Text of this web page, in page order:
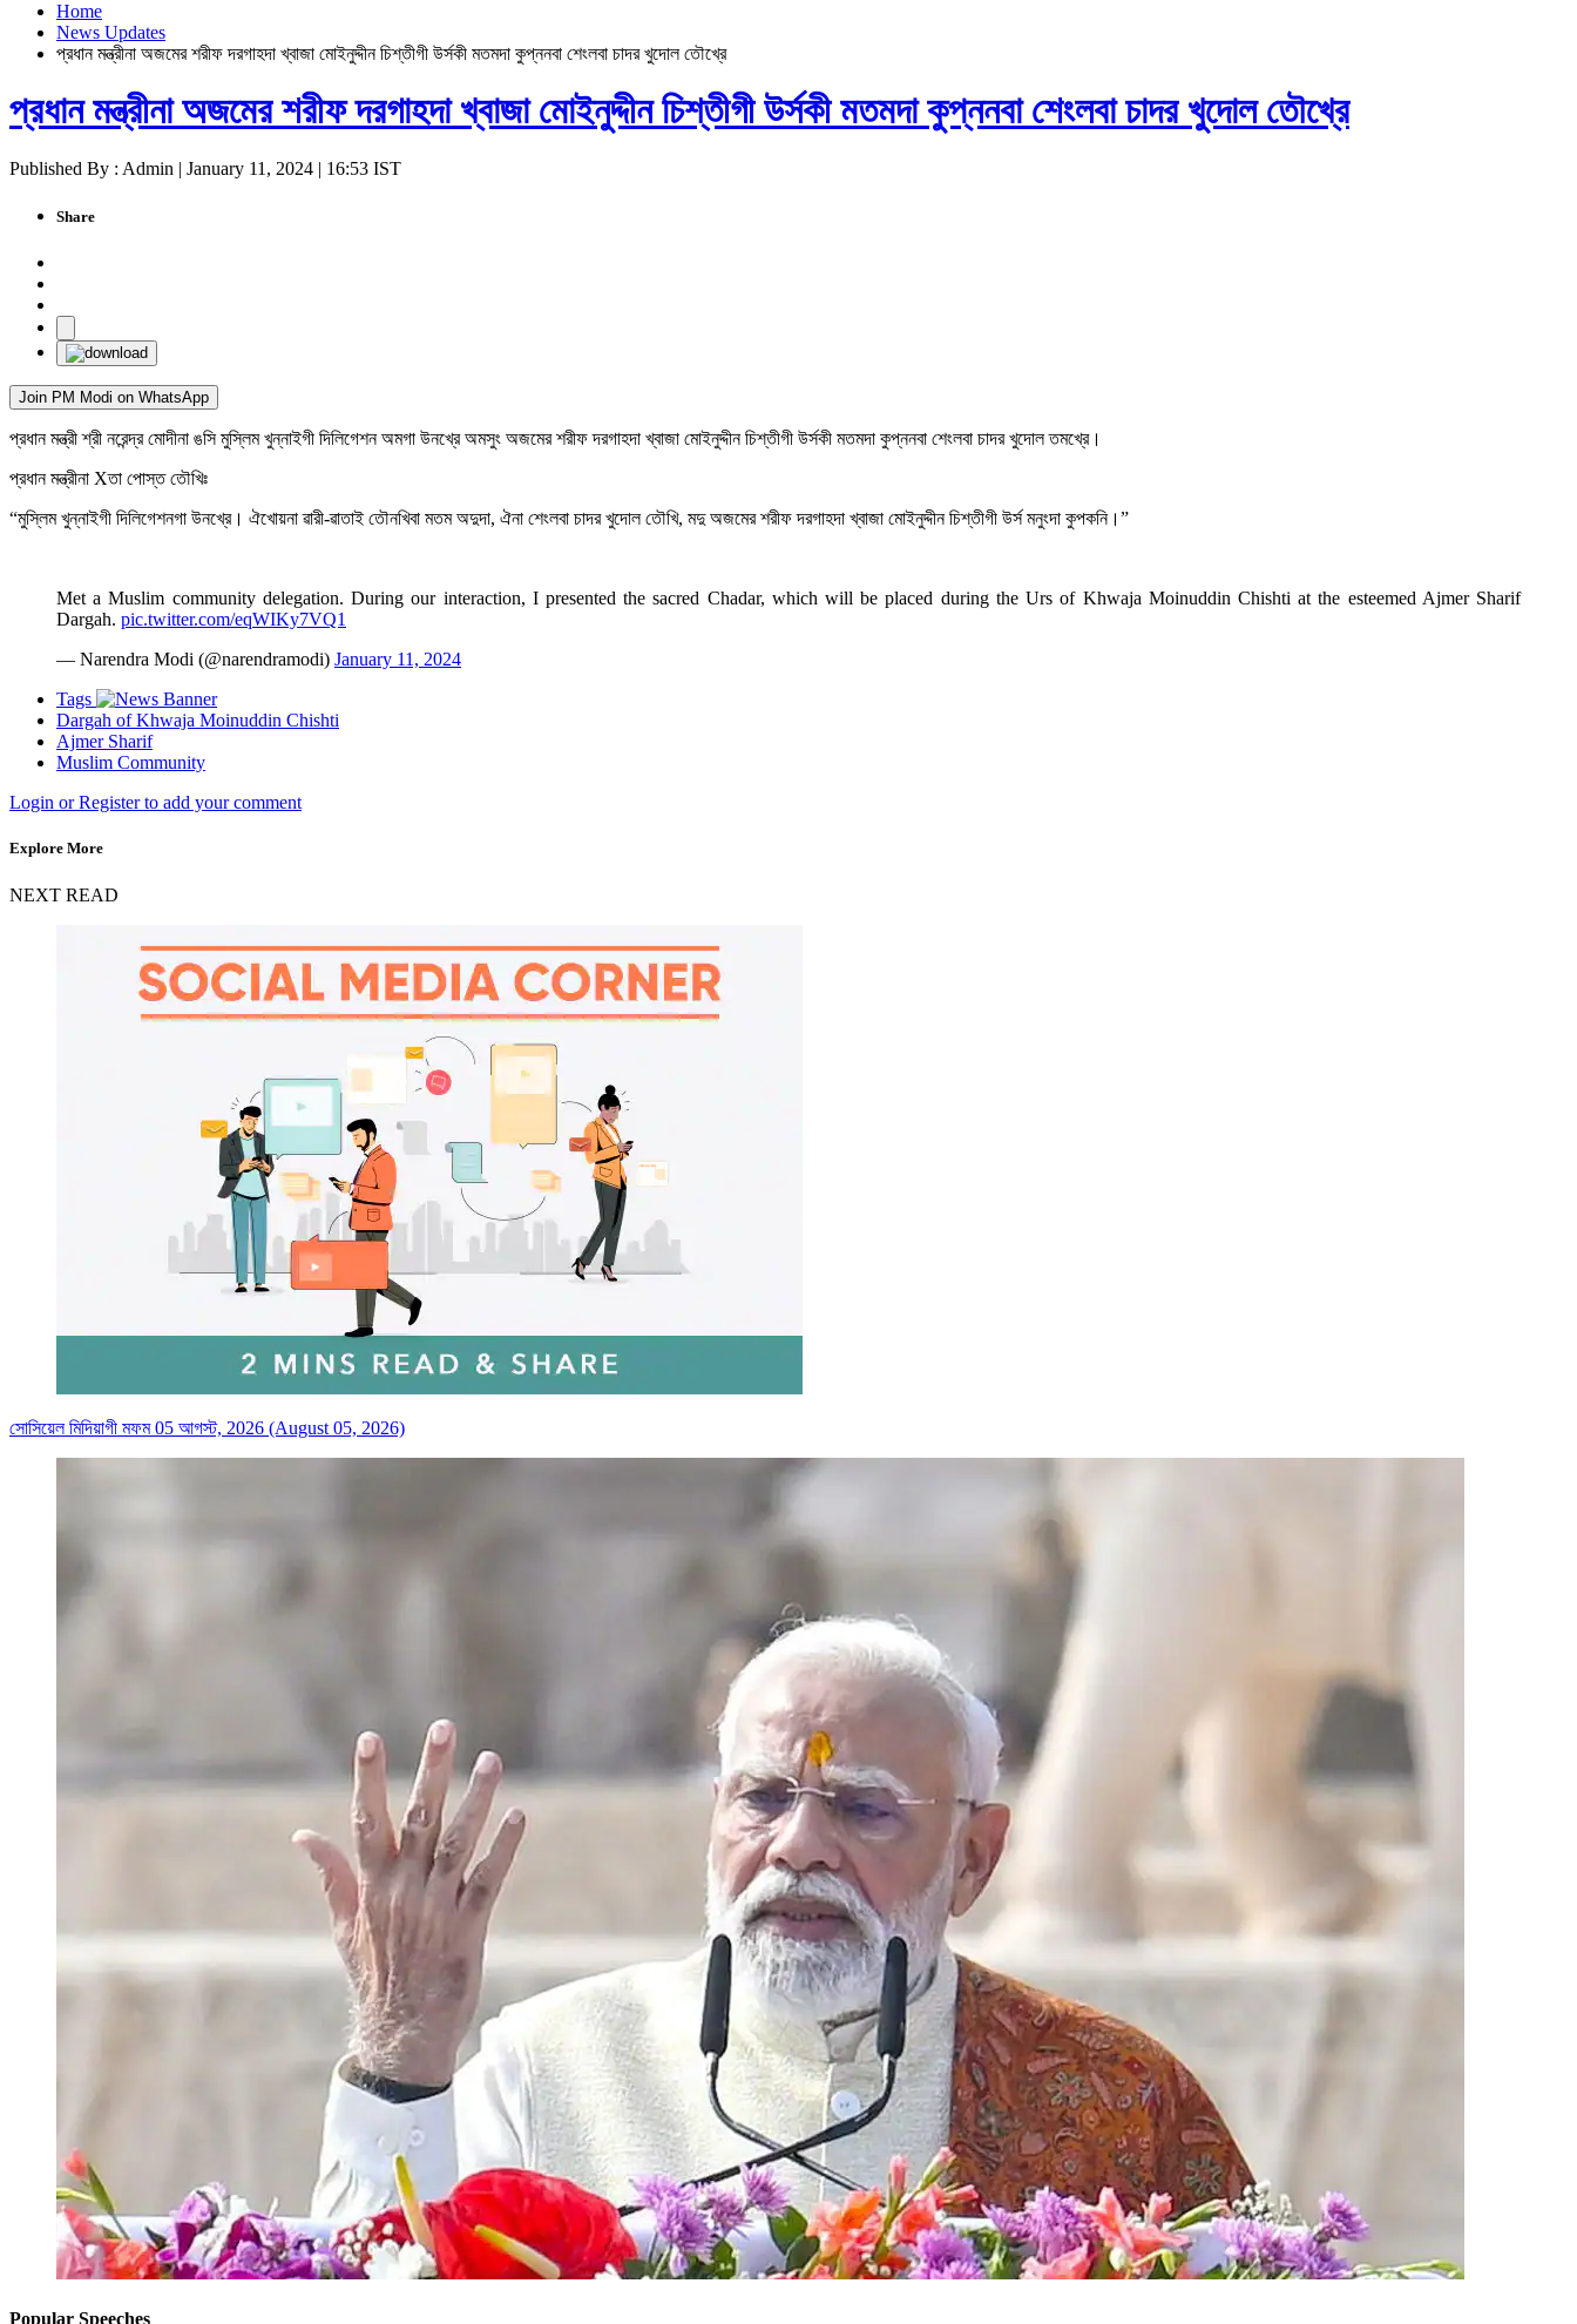
Home
News Updates
প্রধান মন্ত্রীনা অজমের শরীফ দরগাহদা খ্বাজা মোইনুদ্দীন চিশ্তীগী উর্সকী মতমদা কুপ্ননবা শেংলবা চাদর খুদোল তৌখ্রে
প্রধান মন্ত্রীনা অজমের শরীফ দরগাহদা খ্বাজা মোইনুদ্দীন চিশ্তীগী উর্সকী মতমদা কুপ্ননবা শেংলবা চাদর খুদোল তৌখ্রে
Published By : Admin | January 11, 2024 | 16:53 IST
Share
Join PM Modi on WhatsApp
প্রধান মন্ত্রী শ্রী নরেন্দ্র মোদীনা ঙসি মুস্লিম খুন্নাইগী দিলিগেশন অমগা উনখ্রে অমসুং অজমের শরীফ দরগাহদা খ্বাজা মোইনুদ্দীন চিশ্তীগী উর্সকী মতমদা কুপ্ননবা শেংলবা চাদর খুদোল তমখ্রে।
প্রধান মন্ত্রীনা Xতা পোস্ত তৌখিঃ
“মুস্লিম খুন্নাইগী দিলিগেশনগা উনখ্রে। ঐখোয়না ৱারী-ৱাতাই তৌনখিবা মতম অদুদা, ঐনা শেংলবা চাদর খুদোল তৌখি, মদু অজমের শরীফ দরগাহদা খ্বাজা মোইনুদ্দীন চিশ্তীগী উর্স মনুংদা কুপকনি।”
Met a Muslim community delegation. During our interaction, I presented the sacred Chadar, which will be placed during the Urs of Khwaja Moinuddin Chishti at the esteemed Ajmer Sharif
Dargah. pic.twitter.com/eqWIKy7VQ1
— Narendra Modi (@narendramodi) January 11, 2024
Tags
Dargah of Khwaja Moinuddin Chishti
Ajmer Sharif
Muslim Community
Login or Register to add your comment
Explore More
NEXT READ
সোসিয়েল মিদিয়াগী মফম 05 আগস্ট, 2026 (August 05, 2026)
Popular Speeches